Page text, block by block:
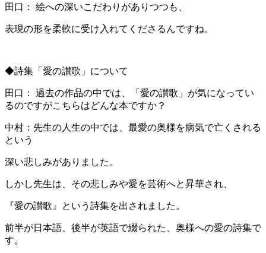
田口： 絵への深いこだわりがありつつも、
表現の形を柔軟に受け入れてくださるんですね。
◆詩集「愛の讃歌」について
田口： 過去の作品の中では、「愛の讃歌」が気になってい
るのですがこちらはどんな本ですか？
中村：先生の人生の中では、最愛の奥様を病気で亡くされる
という
深い悲しみがありました。
しかし先生は、その悲しみや愛を芸術へと昇華され、
『愛の讃歌』という詩集を出されました。
前半が日本語、後半が英語で綴られた、奥様への愛の詩集で
す。